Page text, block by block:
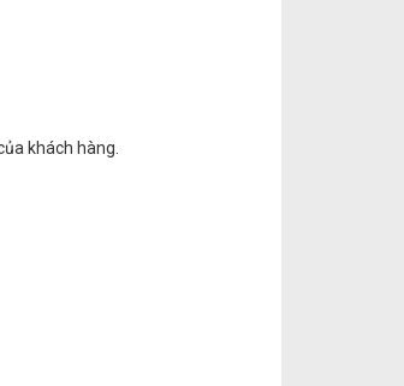
khách hàng.